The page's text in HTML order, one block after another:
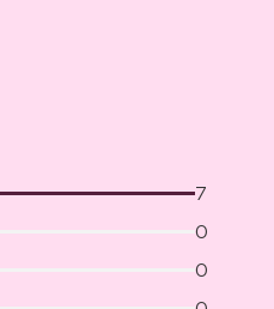
7
0
0